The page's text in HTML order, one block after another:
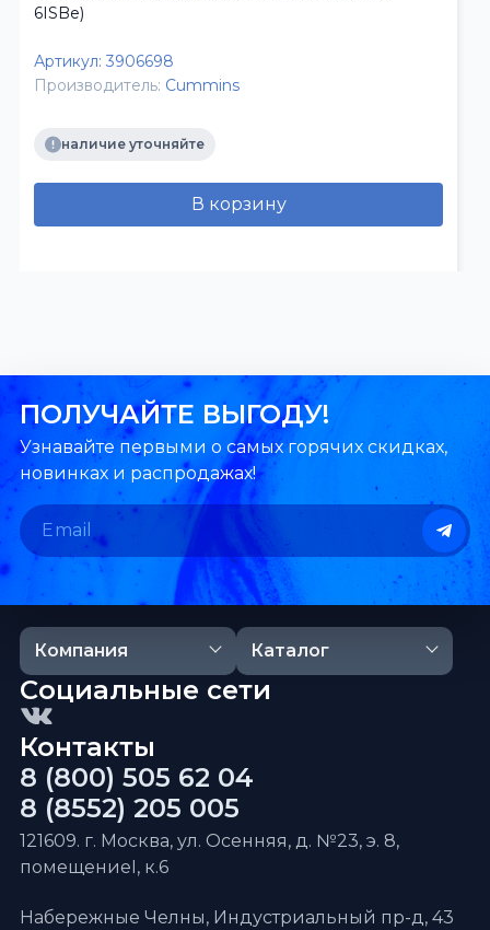
6ISBe)
Артикул: 3906698
Производитель: Cummins
наличие уточняйте
В корзину
ПОЛУЧАЙТЕ ВЫГОДУ!
Узнавайте первыми о самых горячих скидках,
новинках и распродажах!
Компания Каталог
Контакты
8 (800) 505 62 04
8 (8552) 205 005
121609. г. Москва, ул. Осенняя, д. №23, э. 8,
помещениеI, к.6
Набережные Челны, Индустриальный пр-д, 43
Социальные сети